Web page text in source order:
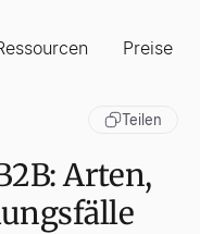
Preise
Teilen
Arten,